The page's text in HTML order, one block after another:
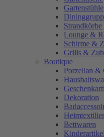
Gartenstühle
Strandkörbe
Lounge &
Schirme &
Grills &
Boutique
Porzellan &
Dekoration
Bettwaren
Kinderartikel